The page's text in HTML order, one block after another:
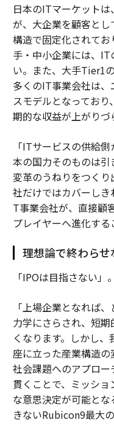
日本のITマーケット
が、大企業を顧客と
構造で固定化されて
手・中小企業には、
い。また、大手Tier1
多くのIT事業会社は
スモデルとなってお
期的な収益が上がりづ
「ITサービスの供給
本の国力そのものは
変革のうねりをつく
社だけではカバーし
T事業会社が、直接顧
プレイヤーへ進化する
理想論で終わら
「IPOは目指さない」
「上場企業となれば
力学にさらされ、短
くなります。しかし
座に立った産業構造
社会課題へのアプロー
貫くことで、ミッシ
な意思決定が可能と
きないRubicon9最大